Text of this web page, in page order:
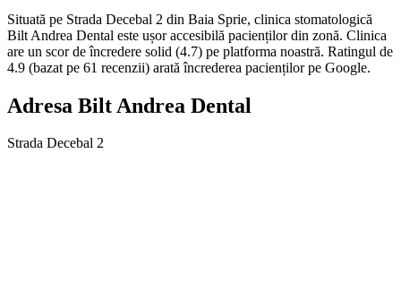
Situată pe Strada Decebal 2 din Baia Sprie, clinica stomatologică
Bilt Andrea Dental este ușor accesibilă pacienților din zonă. Clinica
are un scor de încredere solid (4.7) pe platforma noastră. Ratingul de
4.9 (bazat pe 61 recenzii) arată încrederea pacienților pe Google.
Adresa Bilt Andrea Dental
Strada Decebal 2